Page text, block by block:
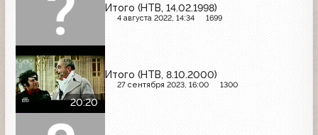
Итого (НТВ, 14.02.1998)
4 августа 2022, 14:34 1699
20:20
Итого (НТВ, 8.10.2000)
27 сентября 2023, 16:00 1300